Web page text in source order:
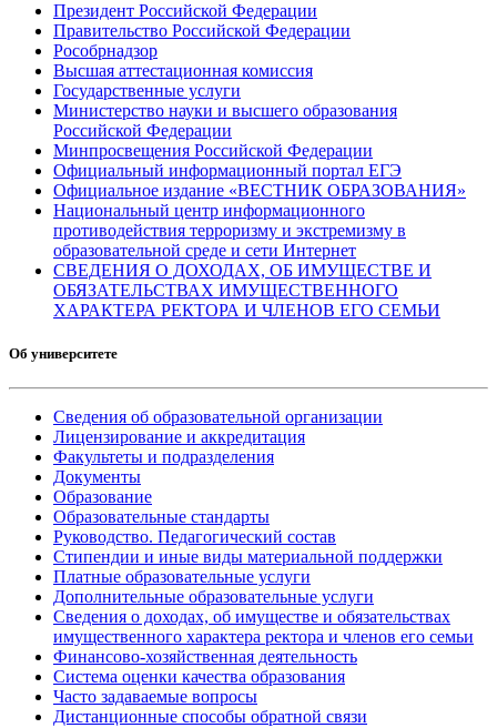
Президент Российской Федерации
Правительство Российской Федерации
Рособрнадзор
Высшая аттестационная комиссия
Государственные услуги
Министерство науки и высшего образования
Российской Федерации
Минпросвещения Российской Федерации
Официальный информационный портал ЕГЭ
Официальное издание «ВЕСТНИК ОБРАЗОВАНИЯ»
Национальный центр информационного
противодействия терроризму и экстремизму в
образовательной среде и сети Интернет
СВЕДЕНИЯ О ДОХОДАХ, ОБ ИМУЩЕСТВЕ И
ОБЯЗАТЕЛЬСТВАХ ИМУЩЕСТВЕННОГО
ХАРАКТЕРА РЕКТОРА И ЧЛЕНОВ ЕГО СЕМЬИ
Об университете
Сведения об образовательной организации
Лицензирование и аккредитация
Факультеты и подразделения
Документы
Образование
Образовательные стандарты
Руководство. Педагогический состав
Стипендии и иные виды материальной поддержки
Платные образовательные услуги
Дополнительные образовательные услуги
Сведения о доходах, об имуществе и обязательствах
имущественного характера ректора и членов его семьи
Финансово-хозяйственная деятельность
Система оценки качества образования
Часто задаваемые вопросы
Дистанционные способы обратной связи